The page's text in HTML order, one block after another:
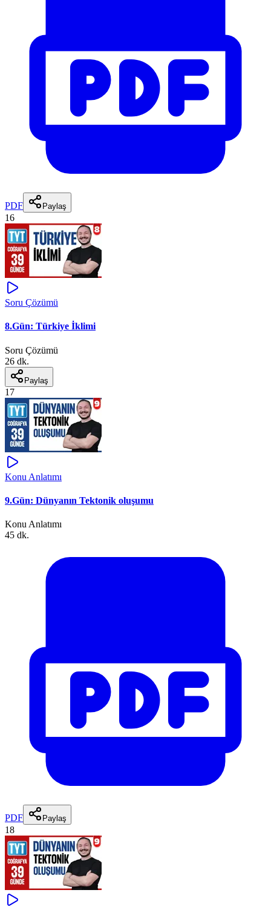
PDF Paylaş
16
Soru Çözümü
8.Gün: Türkiye İklimi
Soru Çözümü
26 dk.
Paylaş
17
Konu Anlatımı
9.Gün: Dünyanın Tektonik oluşumu
Konu Anlatımı
45 dk.
PDF Paylaş
18